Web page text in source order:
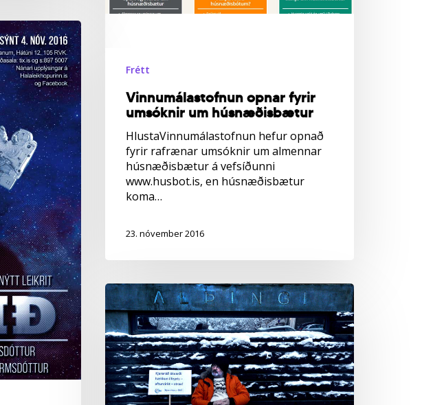
Frétt
Vinnumálastofnun opnar fyrir
umsóknir um húsnæðisbætur
HlustaVinnumálastofnun hefur opnað
fyrir rafrænar umsóknir um almennar
húsnæðisbætur á vefsíðunni
www.husbot.is, en húsnæðisbætur
koma…
23. nóvember 2016
ÖBÍ
harmar
ákvörðun
kjararáðs